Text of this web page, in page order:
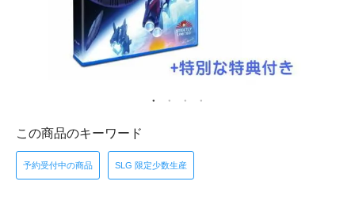
この商品のキーワード
予約受付中の商品 SLG 限定少数生産